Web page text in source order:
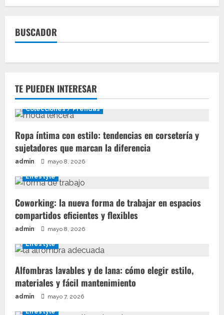
BUSCADOR
TE PUEDEN INTERESAR
Colecciones / Prendas
Ropa íntima con estilo: tendencias en corsetería y
sujetadores que marcan la diferencia
admin mayo 8, 2026
Lifestyle
Coworking: la nueva forma de trabajar en espacios
compartidos eficientes y flexibles
admin mayo 8, 2026
Lifestyle
Alfombras lavables y de lana: cómo elegir estilo,
materiales y fácil mantenimiento
admin mayo 7, 2026
Lifestyle